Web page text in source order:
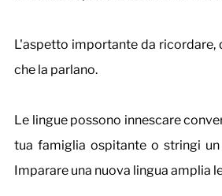
L'aspetto importante da ricordare,
che la parlano.
Le lingue possono innescare
tua famiglia ospitante o stringi
Imparare una nuova lingua amplia